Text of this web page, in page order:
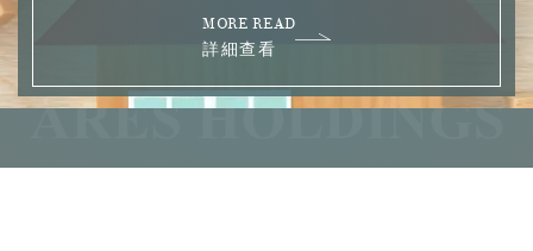
MORE READ
詳細查看